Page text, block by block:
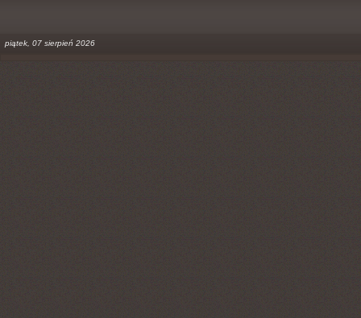
piątek, 07 sierpień 2026